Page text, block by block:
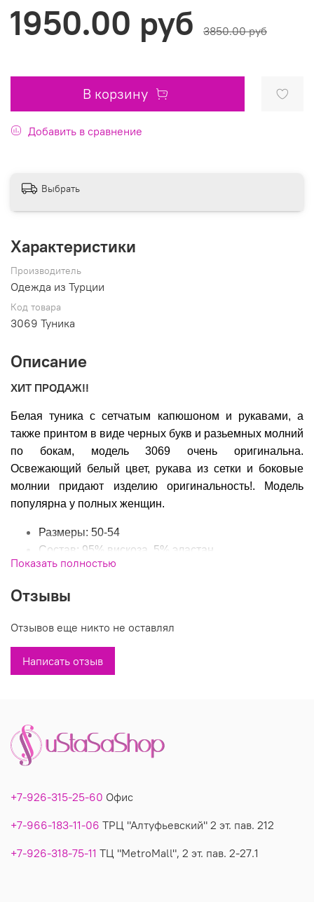
1950.00 руб 3850.00 руб
В корзину
Добавить в сравнение
Выбрать
Характеристики
Производитель
Одежда из Турции
Код товара
3069 Туника
Описание
ХИТ ПРОДАЖ!!
Белая туника с сетчатым капюшоном и рукавами, а
также принтом в виде черных букв и разьемных молний
по бокам, модель 3069 очень оригинальна.
Освежающий белый цвет, рукава из сетки и боковые
молнии придают изделию оригинальность!. Модель
популярна у полных женщин.
Размеры: 50-54
Состав: 95% вискоза, 5% эластан
Производитель: Турция
Вы можете купить недорого тунику 3069 в магазинах У Стаса.
Показать полностью
Отзывы
Отзывов еще никто не оставлял
Написать отзыв
+7-926-315-25-60 Офис
+7-966-183-11-06 ТРЦ "Алтуфьевский" 2 эт. пав. 212
+7-926-318-75-11 ТЦ "MetroMall", 2 эт. пав. 2-27.1